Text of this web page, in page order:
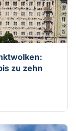
zu zehn